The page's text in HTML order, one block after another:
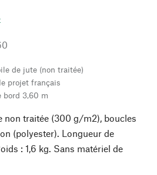
de jute (non traitée)
projet français
bord 3,60 m
non traitée (300 g/m2), boucles
(polyester). Longueur de
: 1,6 kg. Sans matériel de